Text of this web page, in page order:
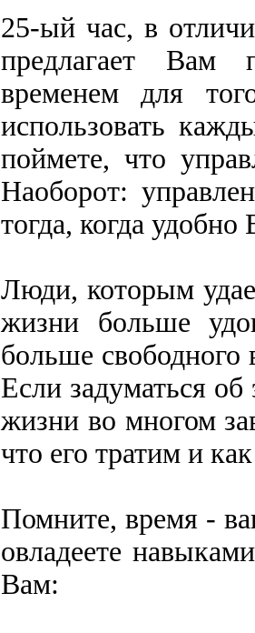
25-ый час, в
предлагает Вам
временем для
использовать
поймете, что
Наоборот:
тогда, когда удобно
Люди, которым
жизни больше
больше свободного
Если задуматься
жизни во многом
что его тратим и
Помните, время -
овладеете
Вам: